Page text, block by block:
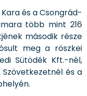
és a Csongrád-
több mint 216
második része
meg a röszkei
Sütödék Kft.-nél,
Szövetkezetnél és a